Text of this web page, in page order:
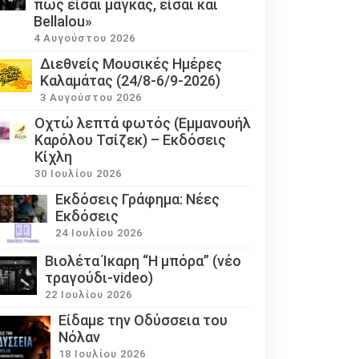
πως είσαι μάγκας, είσαι και
Bellalou»
4 Αυγούστου 2026
Διεθνείς Μουσικές Ημέρες
Καλαμάτας (24/8-6/9-2026)
3 Αυγούστου 2026
Οχτώ λεπτά φωτός (Εμμανουήλ
Καρόλου Τσίζεκ) – Εκδόσεις
Κίχλη
30 Ιουλίου 2026
Εκδόσεις Γράφημα: Νέες
Εκδόσεις
24 Ιουλίου 2026
Βιολέτα Ίκαρη “Η μπόρα” (νέο
τραγούδι-video)
22 Ιουλίου 2026
Eίδαμε την Οδύσσεια του
Νόλαν
18 Ιουλίου 2026